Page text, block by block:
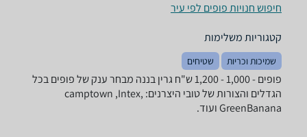
חיפוש חנויות פופים לפי עיר
קטגוריות משלימות
שמיכות וכריות שטיחים
פופים - ‏1,000 - 1,200 ‏ש"ח ‏גרין בננה מבחר ענק של פופים בכל
הגדלים והצורות של טובי היצרנים: camptown ,Intex,
GreenBanana ועוד.